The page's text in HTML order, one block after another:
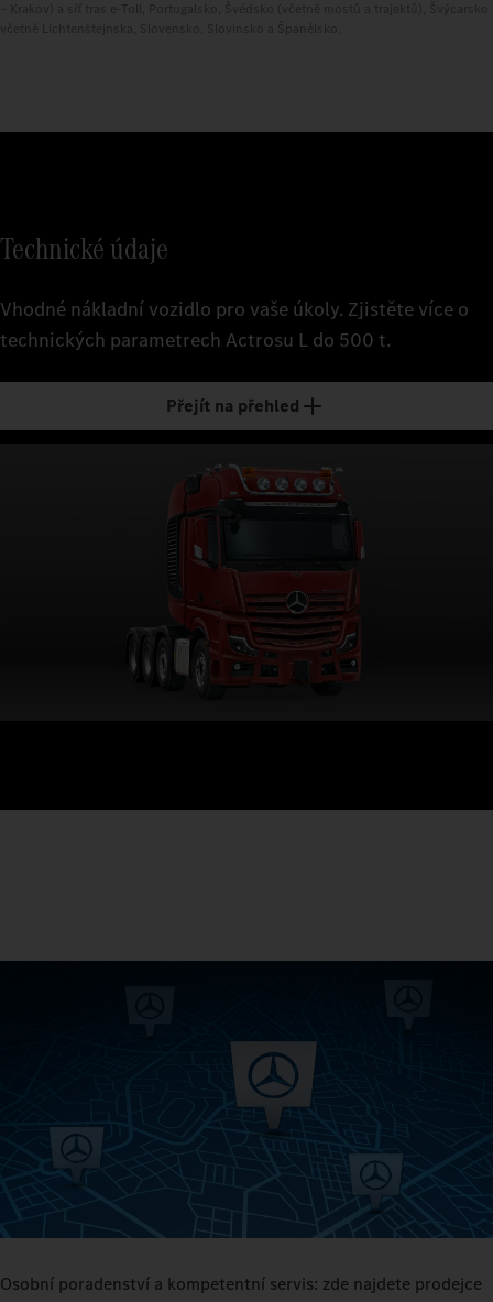
Technické údaje
Vhodné nákladní vozidlo pro vaše úkoly. Zjistěte více o
technických parametrech Actrosu L do 500 t.
Přejít na přehled
Osobní poradenství a kompetentní servis: zde najdete prodejce